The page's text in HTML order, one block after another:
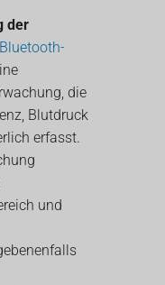
der
die
Blutdruck
erfasst.
und